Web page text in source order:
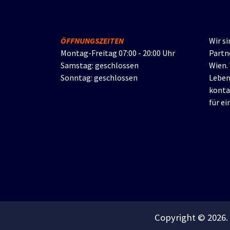
ÖFFNUNGSZEITEN
Montag-Freitag 07:00 - 20:00 Uhr
Samstag: geschlossen
Sonntag: geschlossen
Wir
Wien.
für
Copyright ©